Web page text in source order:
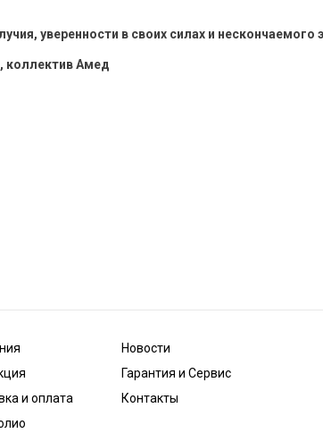
уверенности в своих силах и нескончаемого
коллектив Амед
и оплата
Новости
Гарантия и Сервис
Контакты